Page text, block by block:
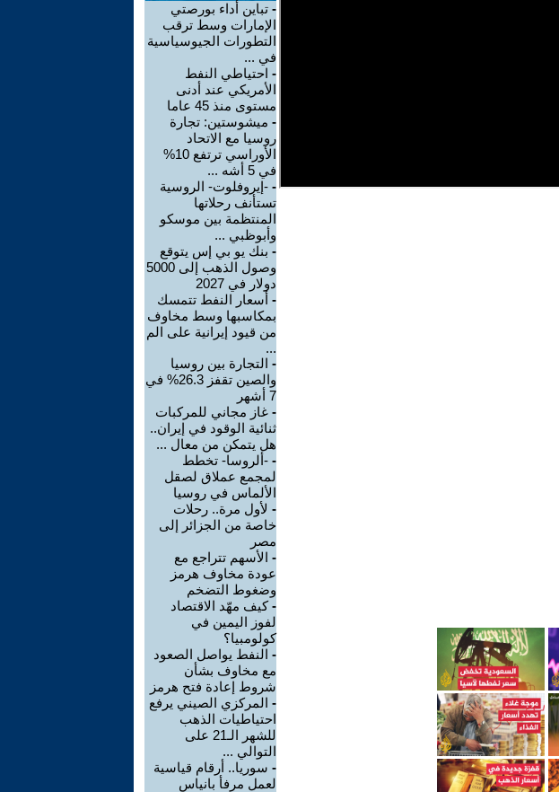
- تباين أداء بورصتي
الإمارات وسط ترقب
التطورات الجيوسياسية
في ...
- احتياطي النفط
الأمريكي عند أدنى
مستوى منذ 45 عاما
- ميشوستين: تجارة
روسيا مع الاتحاد
الأوراسي ترتفع 10%
في 5 أشه ...
- -إيروفلوت- الروسية
تستأنف رحلاتها
المنتظمة بين موسكو
وأبوظبي ...
- بنك يو بي إس يتوقع
وصول الذهب إلى 5000
دولار في 2027
- أسعار النفط تتمسك
بمكاسبها وسط مخاوف
من قيود إيرانية على الم
...
- التجارة بين روسيا
والصين تقفز 26.3% في
7 أشهر
- غاز مجاني للمركبات
ثنائية الوقود في إيران..
هل يتمكن من معال ...
- -ألروسا- تخطط
لمجمع عملاق لصقل
الألماس في روسيا
- لأول مرة.. رحلات
خاصة من الجزائر إلى
مصر
- الأسهم تتراجع مع
عودة مخاوف هرمز
وضغوط التضخم
-كيف مهّد الاقتصاد
لفوز اليمين في
كولومبيا؟
- النفط يواصل الصعود
مع مخاوف بشأن
شروط إعادة فتح هرمز
- المركزي الصيني يرفع
احتياطيات الذهب
للشهر الـ21 على
التوالي ...
- سوريا.. أرقام قياسية
لعمل مرفأ بانياس